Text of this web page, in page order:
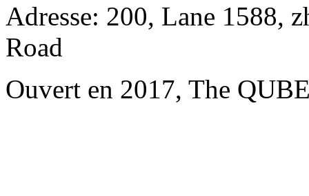
Adresse: 200, Lane 1588,
Road
Ouvert en 2017, The